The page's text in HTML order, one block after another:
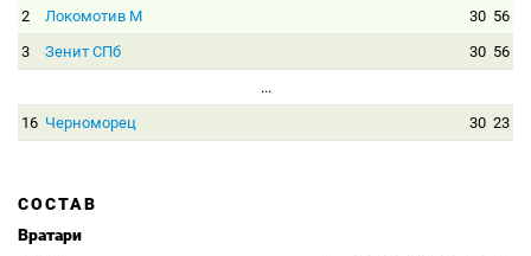
2
Локомотив М 30 56
3
Зенит СПб 30 56
...
16 Черноморец 30 23
СОСТАВ
Вратари